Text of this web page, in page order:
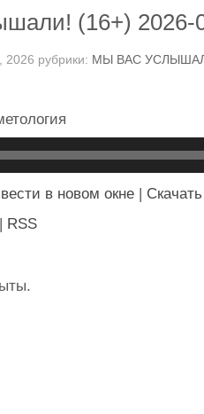
(16+) 2026-
рубрики: МЫ ВАС
в новом окне | Скачать
| RSS